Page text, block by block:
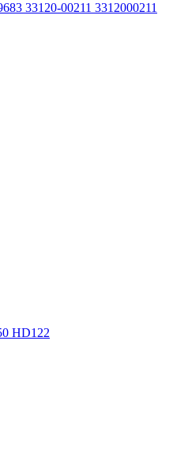
33120-00211 3312000211
HD122